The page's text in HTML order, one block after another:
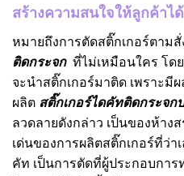
สร้างความสนใจให้ลูกค้าได้
หมายถึงการตัดสติ๊กเกอร์ตามสั่
ติดกระจก ที่ไม่เหมือนใคร โด
จะนำสติ๊กเกอร์มาติด เพราะมี
ผลิต สติ๊กเกอร์ไดคัทติดกระจ
ลวดลายดังกล่าว เป็นของห้าง
เด่นของการผลิตสติ๊กเกอร์ที่ว่า
คัท เป็นการตัดที่ผู้ประกอบการ